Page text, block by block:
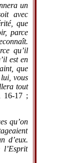
un
avec
que
parce
qu’il
est en
que
vous
tout
17 ;
qu’on
d’eux.
l’Esprit